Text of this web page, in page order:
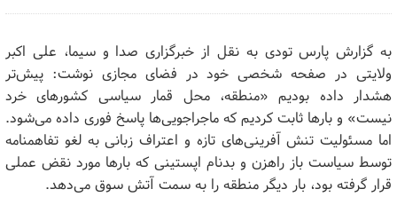
به گزارش پارس تودی به نقل از خبرگزاری صدا و سیما، علی اکبر
ولایتی در صفحه شخصی خود در فضای مجازی نوشت: پیش‌تر
هشدار داده بودیم «منطقه، محل قمار سیاسی کشور‌های خرد
نیست» و بار‌ها ثابت کردیم که ماجراجویی‌ها پاسخ فوری داده می‌شود.
اما مسئولیت تنش آفرینی‌های تازه و اعتراف زبانی به لغو تفاهمنامه
توسط سیاست باز راهزن و بدنام اپستینی که بار‌ها مورد نقض عملی
قرار گرفته بود، بار دیگر منطقه را به سمت آتش سوق می‌دهد.